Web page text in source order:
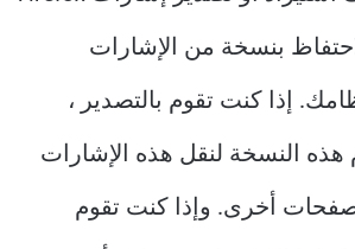
بنسخة من الإشارات
إذا كنت تقوم بالتصدير ،
هذه النسخة لنقل هذه الإشارات
أخرى. وإذا كنت تقوم